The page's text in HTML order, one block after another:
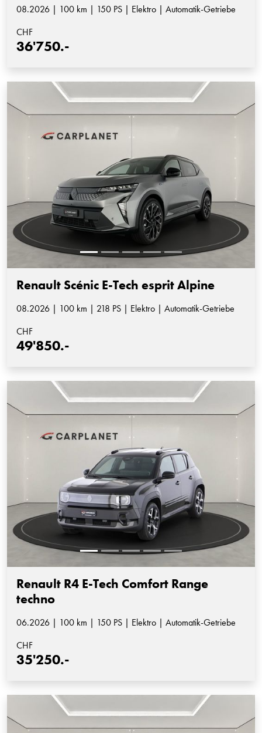
08.2026 | 100 km | 150 PS | Elektro | Automatik-Getriebe
CHF
36'750.-
Renault Scénic E-Tech esprit Alpine
08.2026 | 100 km | 218 PS | Elektro | Automatik-Getriebe
CHF
49'850.-
Renault R4 E-Tech Comfort Range
techno
06.2026 | 100 km | 150 PS | Elektro | Automatik-Getriebe
CHF
35'250.-